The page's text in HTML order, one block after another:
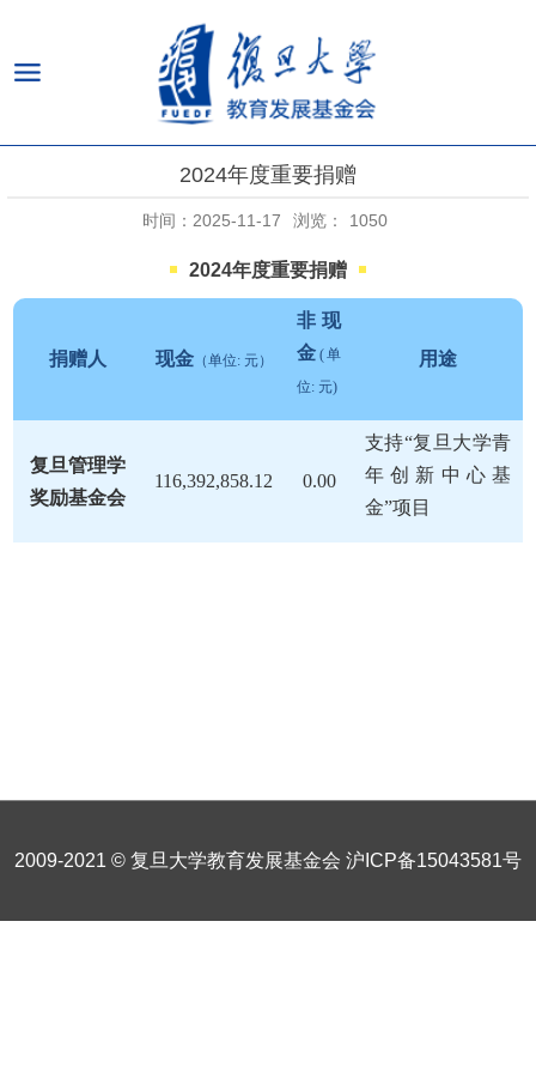
2024年度重要捐赠
时间：2025-11-17 浏览： 1050
2024年度重要捐赠
捐赠人 现金（单位: 元）
非现
金 (单
位: 元)
用途
复旦管理学
奖励基金会
116,392,858.12 0.00
支持“复旦大学青
年创新中心基
金”项目
2009-2021 © 复旦大学教育发展基金会 沪ICP备15043581号